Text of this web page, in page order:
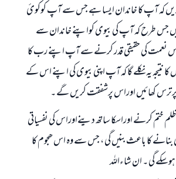
کریں کہ آپ کا خاندان ایسا ہے جس سے آپ کوکوئ
جس طرح کہ آپ کی بیوی کواپنے خاندان سے
نعمت کی حقیقی قدر کرنے سے آپ اپنے رب کا
نتیجہ یہ نکلے گا کہ آپ اپنی بیوی کی اپنے اس کے
کھائیں اوراس پرشفقت کریں گے ۔
ختم کرنے اوراسکا ساتھ دینےاوراس کی نفسیاتی
کا باعث بنیں گی ، جس سے وہ اس ھجوم کا
گی ۔ ان شاءاللہ